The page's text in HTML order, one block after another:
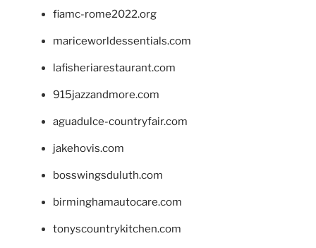
fiamc-rome2022.org
mariceworldessentials.com
lafisheriarestaurant.com
915jazzandmore.com
aguadulce-countryfair.com
jakehovis.com
bosswingsduluth.com
birminghamautocare.com
tonyscountrykitchen.com